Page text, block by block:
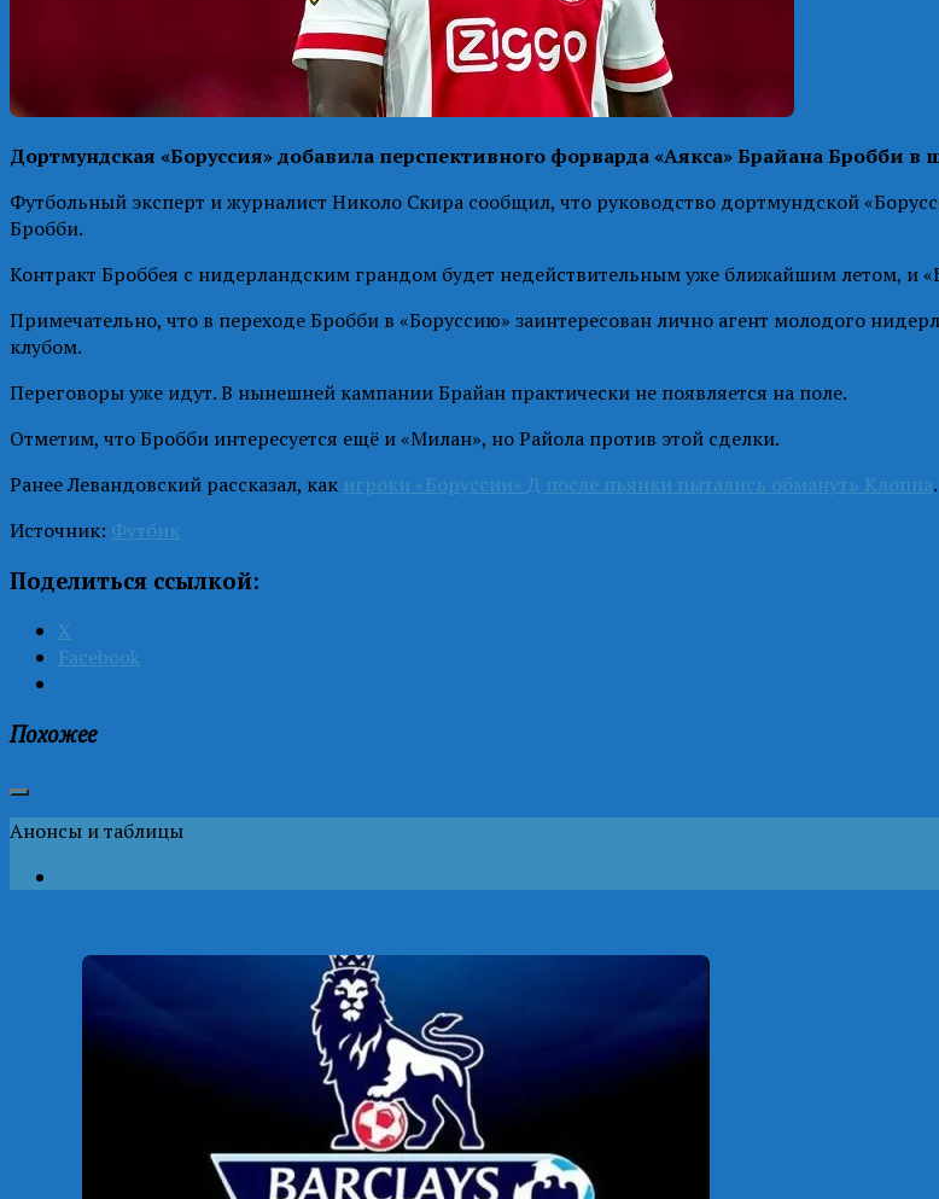
Дортмундская «Боруссия» добавила перспективного форварда «Аякса» Брайана Бробби в
Футбольный эксперт и журналист Николо Скира сообщил, что руководство дортмундской
Бробби.
Контракт Броббея с нидерландским грандом будет недействительным уже ближайшим летом, и
Примечательно, что в переходе Бробби в «Боруссию» заинтересован лично агент молодого
клубом.
Переговоры уже идут. В нынешней кампании Брайан практически не появляется на поле.
Отметим, что Бробби интересуется ещё и «Милан», но Райола против этой сделки.
Ранее Левандовский рассказал, как игроки «Боруссии» Д после пьянки пытались обмануть Клоппа.
Источник: Футбик
Поделиться ссылкой:
X
Facebook
Похожее
Анонсы и таблицы